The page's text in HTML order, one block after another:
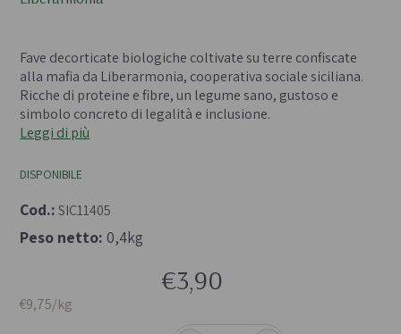
-
Fave decorticate biologiche coltivate su terre confiscate
alla mafia da Liberarmonia, cooperativa sociale siciliana.
Ricche di proteine e fibre, un legume sano, gustoso e
simbolo concreto di legalità e inclusione.
Leggi di più
DISPONIBILE
Cod.: SIC11405
Peso netto: 0,4kg
€3,90
€9,75/kg